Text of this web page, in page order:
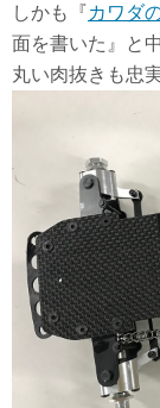
しかも『カワダ
面を書いた』と
丸い肉抜きも忠